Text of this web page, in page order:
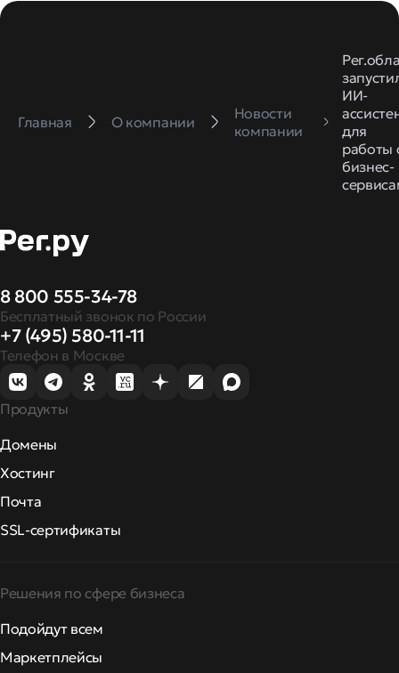
Главная О компании
Новости
компании
ИИ-
для
работы
бизнес-
8 800 555-34-78
Бесплатный звонок по России
+7 (495) 580-11-11
Телефон в Москве
Продукты
Домены
Хостинг
Почта
SSL-сертификаты
Решения по сфере бизнеса
Подойдут всем
Маркетплейсы